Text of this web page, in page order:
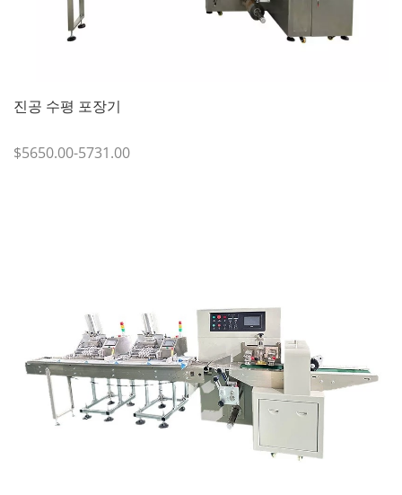
진공 수평 포장기
$5650.00-5731.00